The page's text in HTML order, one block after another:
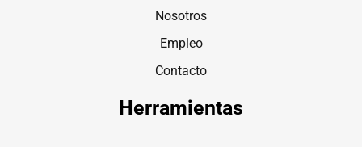
Nosotros
Empleo
Contacto
Herramientas